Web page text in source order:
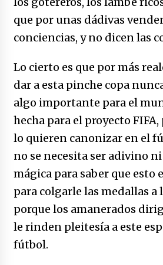
que por unas dádivas
conciencias, y no dicen las
Lo cierto es que por más
dar a esta pinche copa
algo importante para el
hecha para el proyecto
lo quieren canonizar en el
no se necesita ser adivino
mágica para saber que esto
para colgarle las medallas a
porque los amanerados
le rinden pleitesía a este
fútbol.